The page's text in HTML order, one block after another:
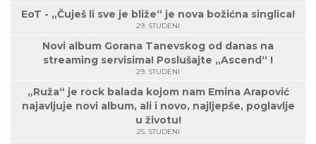
EoT - „Čuješ li sve je bliže“ je nova božićna singlica!
29. STUDENI
Novi album Gorana Tanevskog od danas na
streaming servisima! Poslušajte „Ascend“ !
29. STUDENI
„Ruža“ je rock balada kojom nam Emina Arapović
najavljuje novi album, ali i novo, najljepše, poglavlje
u životu!
25. STUDENI